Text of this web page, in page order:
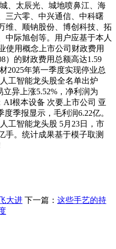
、太辰光、城地喷鼻江、海
三六零、中兴通信、中科曙
维、顺钠股份、博创科技、拓
中际旭创等。用户应基于本人
使用概念上市公司财政费用
）的财政费用总额高达1.59
2025年第一季度实现停业总
工智能龙头股全名单出炉
异上涨5.52%，净利润为
AI根本设备 次要上市公司 亚
度季报显示，毛利润6.22亿。
工智能龙头股 5月23日，市
手。统计成果基于模子取测
大进 下一篇： 这些手艺的持